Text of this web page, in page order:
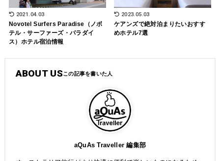
2021.04.03
Novotel Surfers Paradise（ノボ
テル・サーファーズ・パラダイ
ス）ホテル宿泊情報
2023.05.03
ケアンズで絶対泊まりたいおすす
めホテル7選
ABOUT US
aQuAs Traveller 編集部